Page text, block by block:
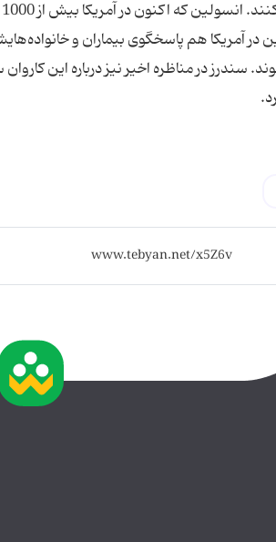
آمریکا هم پاسخگوی بیماران و
سندرز در مناظره اخیر نیز درباره این